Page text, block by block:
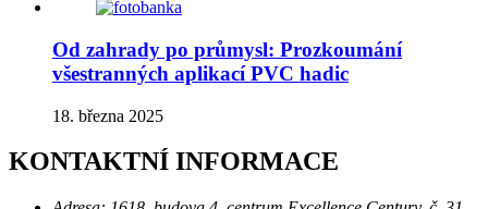
Od zahrady po průmysl: Prozkoumání
všestranných aplikací PVC hadic
18. března 2025
KONTAKTNÍ INFORMACE